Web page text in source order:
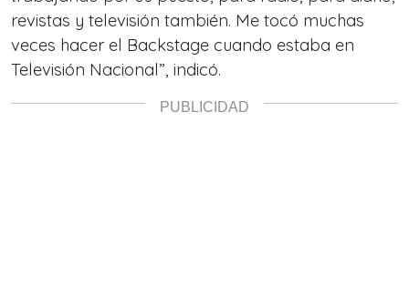
revistas y televisión también. Me tocó muchas
veces hacer el Backstage cuando estaba en
Televisión Nacional”, indicó.